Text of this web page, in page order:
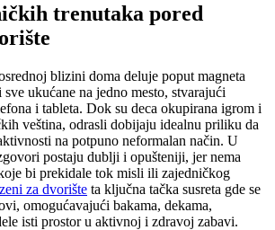
trenutaka pored
blizini doma deluje poput magneta
ukućane na jedno mesto, stvarajući
i tableta. Dok su deca okupirana igrom i
veština, odrasli dobijaju idealnu priliku da
na potpuno neformalan način. U
postaju dublji i opušteniji, jer nema
bi prekidale tok misli ili zajedničkog
za dvorište ta ključna tačka susreta gde se
omogućavajući bakama, dekama,
isti prostor u aktivnoj i zdravoj zabavi.